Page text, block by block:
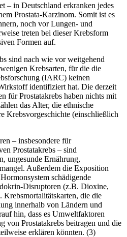
– in Deutschland erkranken jedes
Prostata-Karzinom. Somit ist es
noch vor Lungen- und
treten bei dieser Krebsform
Formen auf.
sind nach wie vor weitgehend
Krebsarten, für die die
(IARC) keinen
identifiziert hat. Die derzeit
für Prostatakrebs haben nichts mit
das Alter, die ethnische
Krebsvorgeschichte (einschließlich
– insbesondere für
Prostatakrebs – sind
ungesunde Ernährung,
Außerdem die Exposition
schädigende
Disruptoren (z.B. Dioxine,
die die
innerhalb von Ländern und
hin, dass es Umweltfaktoren
von Prostatakrebs beitragen und die
erklären könnten. (3)